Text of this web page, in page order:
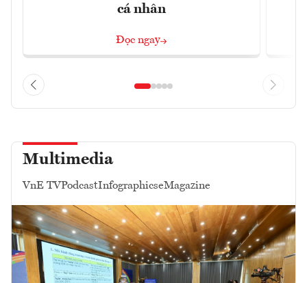
cá nhân
Đọc ngay
Multimedia
VnE TVPodcastInfographicseMagazine